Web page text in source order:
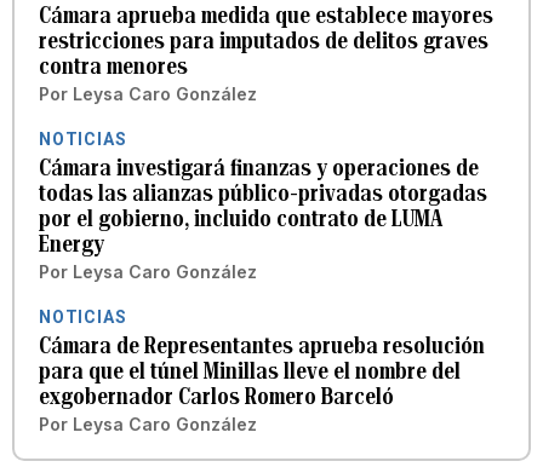
Cámara aprueba medida que establece mayores
restricciones para imputados de delitos graves
contra menores
Por Leysa Caro González
NOTICIAS
Cámara investigará finanzas y operaciones de
todas las alianzas público-privadas otorgadas
por el gobierno, incluido contrato de LUMA
Energy
Por Leysa Caro González
NOTICIAS
Cámara de Representantes aprueba resolución
para que el túnel Minillas lleve el nombre del
exgobernador Carlos Romero Barceló
Por Leysa Caro González